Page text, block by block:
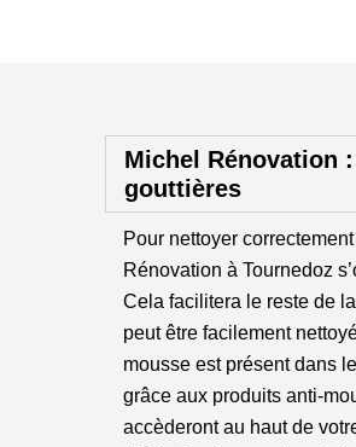
Michel Rénovation
gouttières
Pour nettoyer
Rénovation à Tournedoz
Cela facilitera le reste de
peut être facilement
mousse est présent dans
grâce aux produits anti-
accèderont au haut de